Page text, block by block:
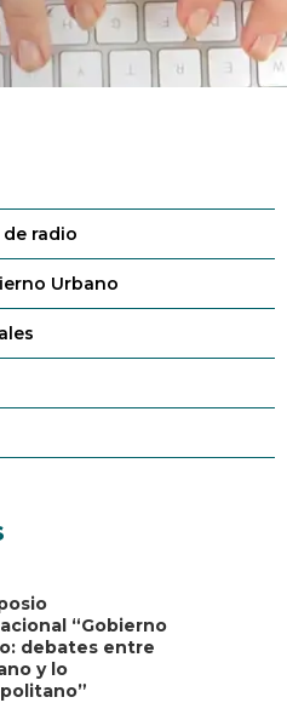
radio
Urbano
“Gobierno
debates entre
y lo